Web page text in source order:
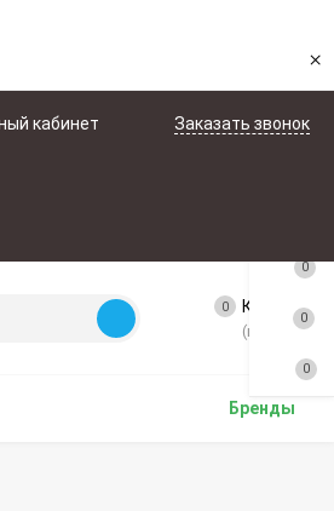
×
кабинет Заказать звонок
0 Корзина
(пусто)
Бренды
0
0
0